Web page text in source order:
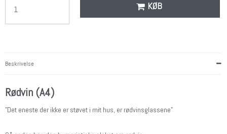
KØB
Beskrivelse
Rødvin (A4)
"Det eneste der ikke er støvet i mit hus, er rødvinsglassene"